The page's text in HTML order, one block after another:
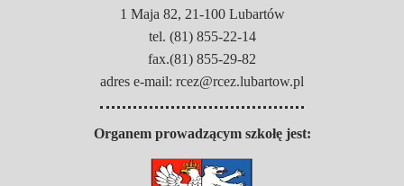
1 Maja 82, 21-100 Lubartów
tel. (81) 855-22-14
fax.(81) 855-29-82
adres e-mail: rcez@rcez.lubartow.pl
Organem prowadzącym szkołę jest: